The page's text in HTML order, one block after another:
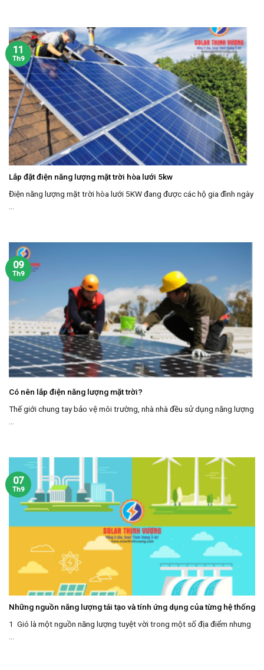
Lắp đặt điện năng lượng mặt trời hòa lưới 5kw
Điện năng lượng mặt trời hòa lưới 5KW đang được các hộ gia đình ngày
11
Th9
Có nên lắp điện năng lượng mặt trời?
Thế giới chung tay bảo vệ môi trường, nhà nhà đều sử dụng năng lượng
09
Th9
Những nguồn năng lượng tái tạo và tính ứng dụng của từng hệ thống
1 Gió là một nguồn năng lượng tuyệt vời trong một số địa điểm nhưng
...
07
Th9